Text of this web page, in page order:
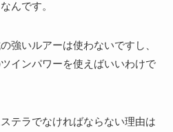
んです。
強いルアーは使わないですし、
インパワーを使えばいいわけで
テラでなければならない理由は